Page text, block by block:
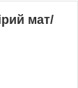
мат/